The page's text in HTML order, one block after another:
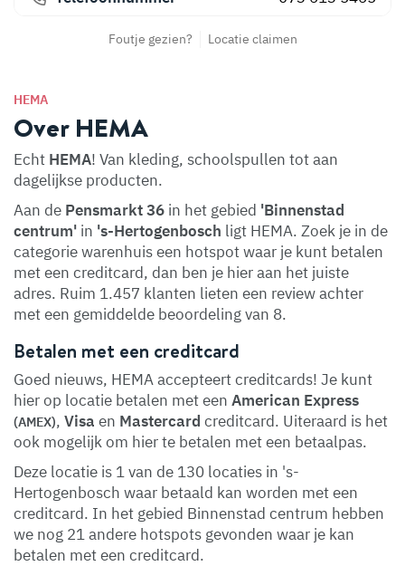
HEMA
Over HEMA
Echt HEMA! Van kleding, schoolspullen tot aan
dagelijkse producten.
Aan de Pensmarkt 36 in het gebied 'Binnenstad
centrum' in 's-Hertogenbosch ligt HEMA. Zoek je in de
categorie warenhuis een hotspot waar je kunt betalen
met een creditcard, dan ben je hier aan het juiste
adres. Ruim 1.457 klanten lieten een review achter
met een gemiddelde beoordeling van 8.
Betalen met een creditcard
Goed nieuws, HEMA accepteert creditcards! Je kunt
hier op locatie betalen met een American Express
(AMEX), Visa en Mastercard creditcard. Uiteraard is het
ook mogelijk om hier te betalen met een betaalpas.
Deze locatie is 1 van de 130 locaties in 's-
Hertogenbosch waar betaald kan worden met een
creditcard. In het gebied Binnenstad centrum hebben
we nog 21 andere hotspots gevonden waar je kan
betalen met een creditcard.
Foutje gezien? Locatie claimen